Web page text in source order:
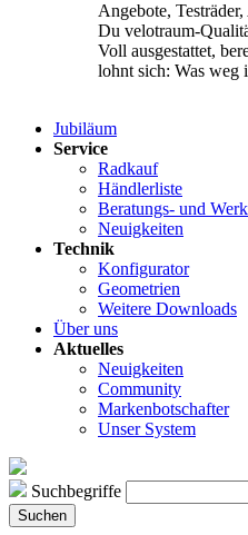
Angebote,
Du velotraum-
Voll ausgestattet,
lohnt sich: Was weg
Jubiläum
Service
Radkauf
Händlerliste
Beratungs- und
Neuigkeiten
Technik
Konfigurator
Geometrien
Weitere Downloads
Über uns
Aktuelles
Neuigkeiten
Community
Markenbotschafter
Unser System
Suchbegriffe
Suchen